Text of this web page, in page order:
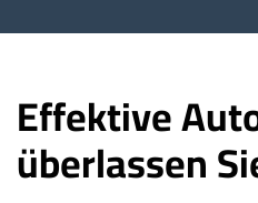
Effektive
überlassen